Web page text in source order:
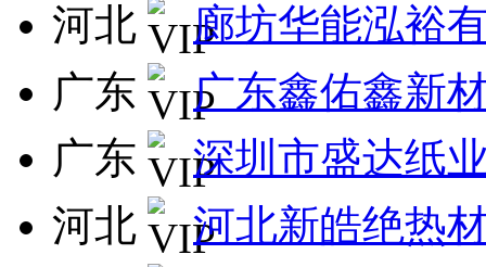
河北
廊坊华能泓裕
广东
广东鑫佑鑫新
广东
深圳市盛达纸
河北
河北新皓绝热